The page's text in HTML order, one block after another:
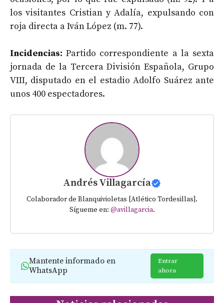
los visitantes Cristian y Adalía, expulsando con
roja directa a Iván López (m. 77).
Incidencias:Partido correspondiente a la sexta
jornada de la Tercera División Española, Grupo
VIII, disputado en el estadio Adolfo Suárez ante
unos 400 espectadores.
Andrés Villagarcía
Colaborador de Blanquivioletas [Atlético Tordesillas].
Sígueme en: @avillagarcia.
Mantente informado en
WhatsApp
Entrar
ahora